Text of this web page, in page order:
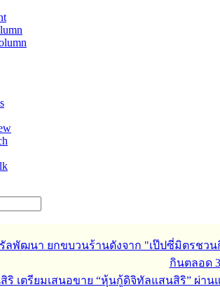
ลพัฒนา ยกขบวนร้านดังจาก "เป๊ปซี่มิตรชว
กินตลอด
ริ เตรียมเสนอขาย “หุ้นกู้ดิจิทัลแสนสิริ” ผ่าน